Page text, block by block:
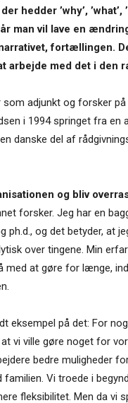
hedder ’why’, ’what’,
man vil lave en
fortællingen.
arbejde med det i den
som adjunkt og forsker
i 1994 springet fra en
danske del af
og bliv
forsker. Jeg har en
ph.d., og det betyder, at
over tingene. Min
med at gøre for længe,
eksempel på det: For
vi ville gøre noget for
bedre muligheder
Vi troede i
fleksibilitet. Men da vi